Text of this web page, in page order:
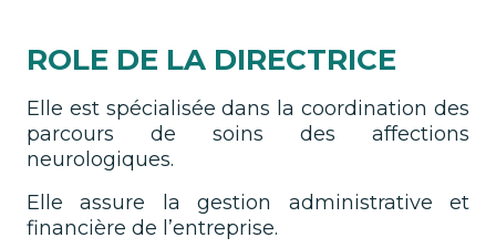
ROLE DE LA DIRECTRICE
Elle est spécialisée dans la coordination des
parcours de soins des affections
neurologiques.
Elle assure la gestion administrative et
financière de l’entreprise.